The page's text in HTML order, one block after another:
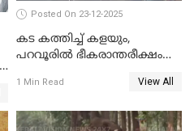
Posted On 23-12-2025
കട കത്തിച്ച് കളയും,
പറവൂരില്‍ ഭീകരാന്തരീക്ഷം
1 Min Read View All